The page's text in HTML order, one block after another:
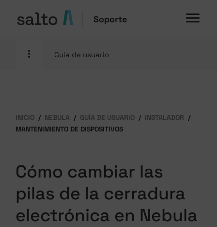
Soporte
Guía de usuario
INICIO NEBULA GUÍA DE USUARIO
INSTALADOR
MANTENIMIENTO DE DISPOSITIVOS
Cómo cambiar las
pilas de la cerradura
electrónica en Nebula